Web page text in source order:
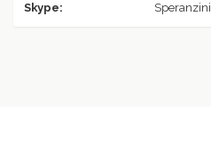
Skype: Speranzini